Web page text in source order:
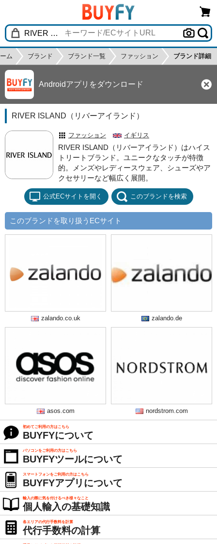
ム ブランド ブランド一覧 ファッション ブランド詳細
Androidアプリをダウンロード
RIVER ISLAND（リバーアイランド）
ファッション イギリス
RIVER ISLAND（リバーアイランド）はハイス
トリートブランド。ユニークなタッチが特徴
的。メンズやレディースウェア、シューズやア
クセサリーなど幅広く展開。
公式ECサイトを開く このブランドを検索
このブランドを取り扱うECサイト
zalando.co.uk zalando.de
asos.com nordstrom.com
初めてご利用の方はこちら
BUYFYについて
パソコンをご利用の方はこちら
BUYFYツールについて
スマートフォンをご利用の方はこちら
BUYFYアプリについて
輸入の際に気を付けるべき様々なこと
個人輸入の基礎知識
各エリアの代行手数料を計算
代行手数料の計算